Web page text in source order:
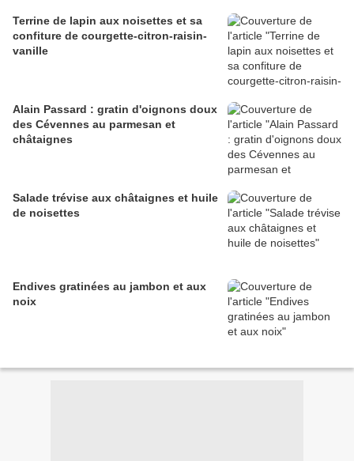
Terrine de lapin aux noisettes et sa
confiture de courgette-citron-raisin-
vanille
Alain Passard : gratin d'oignons doux
des Cévennes au parmesan et
châtaignes
Salade trévise aux châtaignes et huile
de noisettes
Endives gratinées au jambon et aux
noix